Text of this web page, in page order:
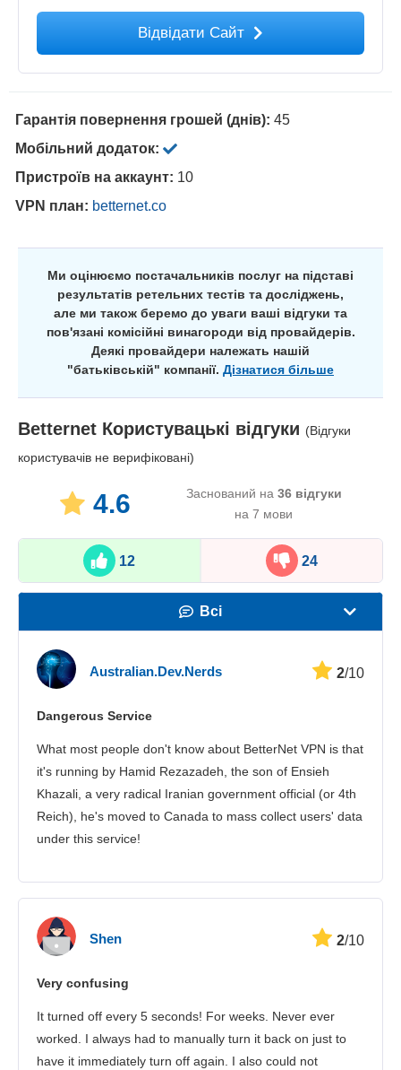
Відвідати Сайт
Гарантія повернення грошей (днів): 45
Мобільний додаток:
Пристроїв на аккаунт: 10
VPN план: betternet.co
Ми оцінюємо постачальників послуг на підставі
результатів ретельних тестів та досліджень,
але ми також беремо до уваги ваші відгуки та
пов'язані комісійні винагороди від провайдерів.
Деякі провайдери належать нашій
"батьківській" компанії. Дізнатися більше
Betternet Користувацькі відгуки (Відгуки
користувачів не верифіковані)
4.6 Заснований на 36відгуки
на 7 мови
12 24
Всі
Підтримка клієнтів
Australian.Dev.Nerds 2/10
Dangerous Service
What most people don't know about BetterNet VPN is that
it's running by Hamid Rezazadeh, the son of Ensieh
Khazali, a very radical Iranian government official (or 4th
Reich), he's moved to Canada to mass collect users' data
under this service!
Shen 2/10
Very confusing
It turned off every 5 seconds! For weeks. Never ever
worked. I always had to manually turn it back on just to
have it immediately turn off again. I also could not